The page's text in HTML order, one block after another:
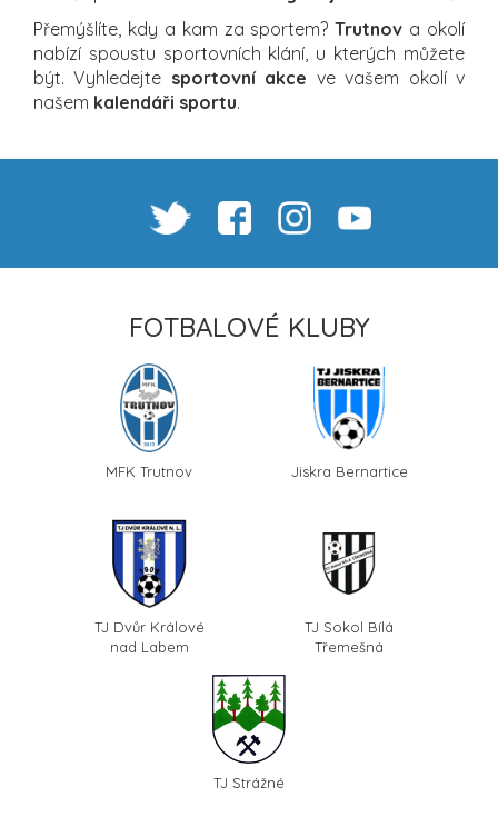
Přemýšlíte, kdy a kam za sportem?Trutnov a okolí
nabízí spoustu sportovních klání, u kterých můžete
být. Vyhledejte sportovní akce ve vašem okolí v
našem kalendáři sportu.
FOTBALOVÉ KLUBY
MFK Trutnov Jiskra Bernartice
TJ Dvůr Králové
nad Labem
TJ Sokol Bílá
Třemešná
TJ Strážné